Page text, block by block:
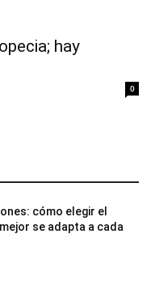
hay
0
cómo elegir el
se adapta a cada